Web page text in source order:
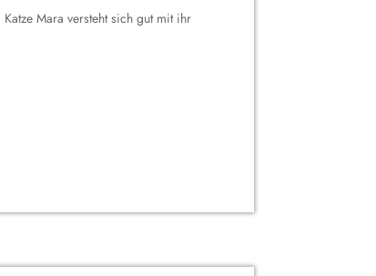
Mara versteht sich gut mit ihr